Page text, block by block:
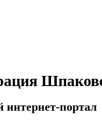
портал